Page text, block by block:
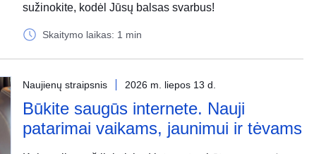
sužinokite, kodėl Jūsų balsas svarbus!
Skaitymo laikas: 1 min
Naujienų straipsnis 2026 m. liepos 13 d.
Būkite saugūs internete. Nauji
patarimai vaikams, jaunimui ir tėvams